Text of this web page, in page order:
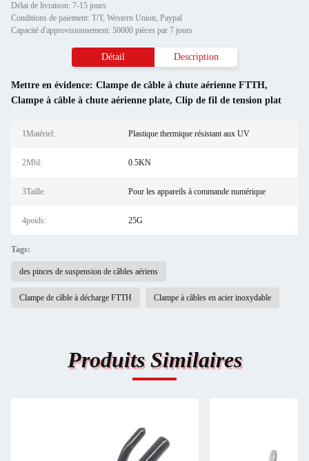
Délai de livraison: 7-15 jours
Conditions de paiement: T/T, Western Union, Paypal
Capacité d'approvisionnement: 50000 pièces par 7 jours
Détail Description
Mettre en évidence: Clampe de câble à chute aérienne FTTH,
Clampe à câble à chute aérienne plate, Clip de fil de tension plat
1Matériel: Plastique thermique résistant aux UV
2Mbl: 0.5KN
3Taille: Pour les appareils à commande numérique
4poids: 25G
Tags:
des pinces de suspension de câbles aériens
Clampe de câble à décharge FTTH Clampe à câbles en acier inoxydable
Produits Similaires